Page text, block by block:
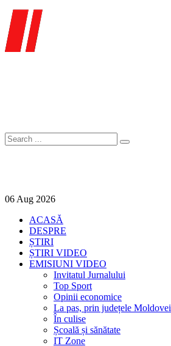
06 Aug 2026
ACASĂ
DESPRE
ȘTIRI
ȘTIRI VIDEO
EMISIUNI VIDEO
Invitatul Jurnalului
Top Sport
Opinii economice
La pas, prin județele Moldovei
În culise
Școală și sănătate
IT Zone